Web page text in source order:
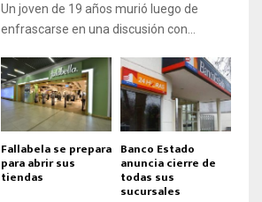
Un joven de 19 años murió luego de
enfrascarse en una discusión con...
Fallabela se prepara
para abrir sus
tiendas
Banco Estado
anuncia cierre de
todas sus
sucursales